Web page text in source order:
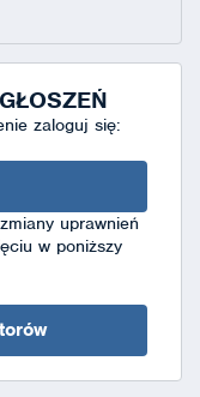
zaloguj się:
uprawnień
w poniższy